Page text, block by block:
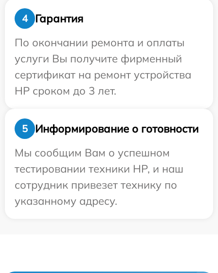
4
Гарантия
По окончании ремонта и оплаты
услуги Вы получите фирменный
сертификат на ремонт устройства
HP сроком до 3 лет.
5
Информирование о готовности
Мы сообщим Вам о успешном
тестировании техники HP, и наш
сотрудник привезет технику по
указанному адресу.